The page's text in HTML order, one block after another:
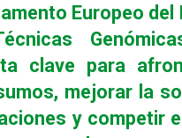
Europeo del
clave para
mejorar la
y competir